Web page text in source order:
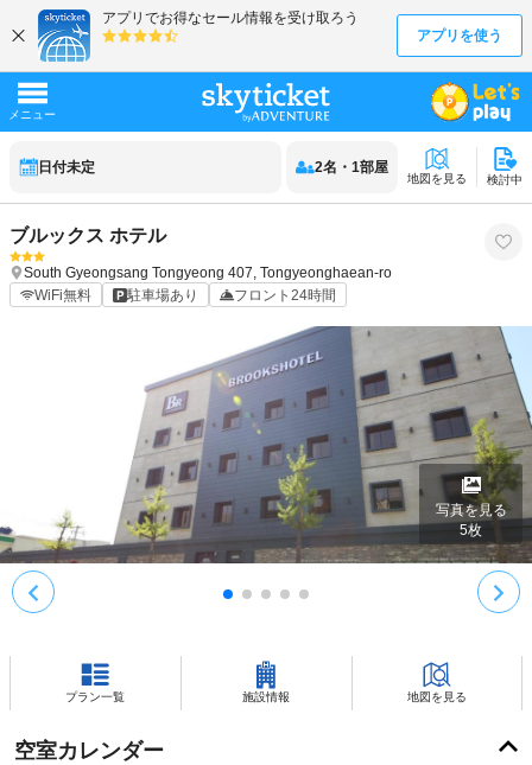
日付未定 2名 ・ 1部屋
地図を見る 検討中
ブルックス ホテル
South Gyeongsang Tongyeong 407, Tongyeonghaean-ro
WiFi無料
駐車場あり フロント24時間
写真を見る
5枚
プラン一覧 施設情報 地図を見る
空室カレンダー